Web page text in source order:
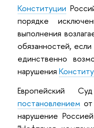
Конституции
порядке
выполнения
обязанностей,
единственно
нарушения
Европейский
постановлением
нарушение